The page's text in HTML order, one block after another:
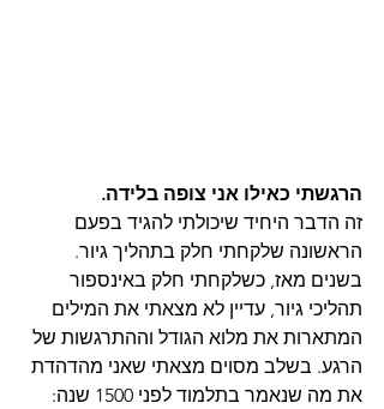
הרגשתי כאילו אני צופה בלידה.
זה הדבר היחיד שיכולתי להגיד בפעם
הראשונה שלקחתי חלק בתהליך גיור.
בשנים מאז, כשלקחתי חלק באינספור
תהליכי גיור, עדיין לא מצאתי את המילים
המתארות את מלוא הגודל וההתרגשות של
הרגע. בשלב מסוים מצאתי שאני מהדהדת
את מה שנאמר בתלמוד לפני 1500 שנה: